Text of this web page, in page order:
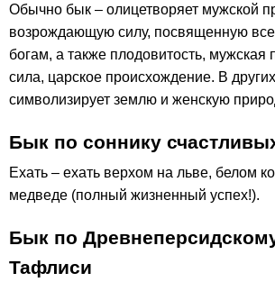
Обычно бык – олицетворяет мужской
возрождающую силу, посвященную
богам, а также плодовитость, мужская
сила, царское происхождение. В
символизирует землю и женскую
Бык по соннику
Ехать – ехать верхом на льве, белом
медведе (полный жизненный успех!).
Бык по
Тафлиси